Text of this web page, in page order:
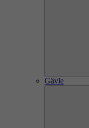
Gävle